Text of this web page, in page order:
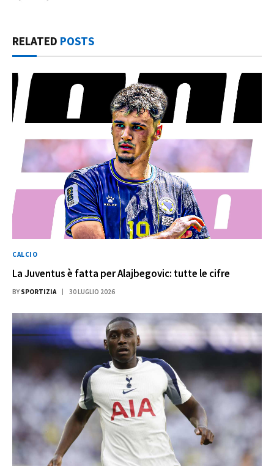
RELATED POSTS
CALCIO
La Juventus è fatta per Alajbegovic: tutte le cifre
BY SPORTIZIA 30 LUGLIO 2026